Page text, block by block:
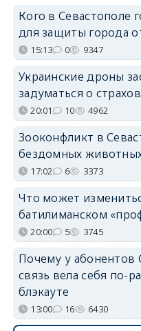
Кого в Севастополе
для защиты города
15:13 0 9347
Украинские дроны
задуматься о
20:01 10 4962
Зооконфликт в
бездомных
17:02 6 3373
Что может
батилиманском
20:00 5 3745
Почему у абонентов
связь вела себя по-
блэкауте
13:00 16 6430